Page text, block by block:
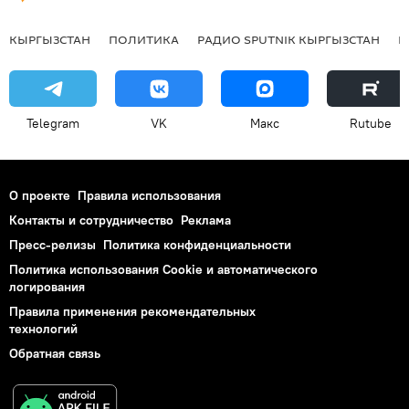
КЫРГЫЗСТАН ПОЛИТИКА РАДИО SPUTNIK КЫРГЫЗСТАН
Telegram VK Макс Rutube
О проекте Правила использования
Контакты и сотрудничество Реклама
Пресс-релизы Политика конфиденциальности
Политика использования Cookie и автоматического
логирования
Правила применения рекомендательных
технологий
Обратная связь